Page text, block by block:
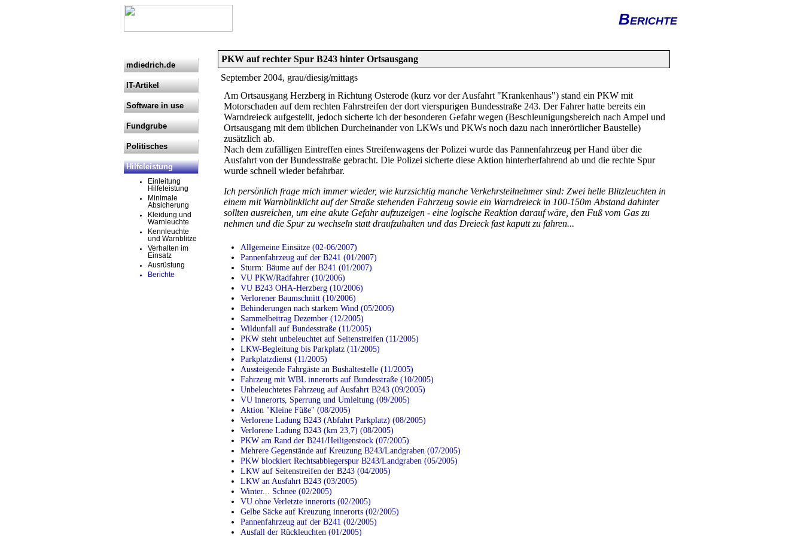
Berichte
mdiedrich.de
IT-Artikel
Software in use
Fundgrube
Politisches
Hilfeleistung
Einleitung
Hilfeleistung
Minimale
Absicherung
Kleidung und
Warnleuchte
Kennleuchte
und Warnblitze
Verhalten im
Einsatz
Ausrüstung
Berichte
PKW auf rechter Spur B243 hinter Ortsausgang
September 2004, grau/diesig/mittags
Am Ortsausgang Herzberg in Richtung Osterode (kurz vor der Ausfahrt "Krankenhaus") stand ein PKW mit
Motorschaden auf dem rechten Fahrstreifen der dort vierspurigen Bundesstraße 243. Der Fahrer hatte bereits ein
Warndreieck aufgestellt, jedoch sicherte ich der besonderen Gefahr wegen (Beschleunigungsbereich nach Ampel und
Ortsausgang mit dem üblichen Durcheinander von LKWs und PKWs noch dazu nach innerörtlicher Baustelle)
zusätzlich ab.
Nach dem zufälligen Eintreffen eines Streifenwagens der Polizei wurde das Pannenfahrzeug per Hand über die
Ausfahrt von der Bundesstraße gebracht. Die Polizei sicherte diese Aktion hinterherfahrend ab und die rechte Spur
wurde schnell wieder befahrbar.
Ich persönlich frage mich immer wieder, wie kurzsichtig manche Verkehrsteilnehmer sind: Zwei helle Blitzleuchten in
einem mit Warnblinklicht auf der Straße stehenden Fahrzeug sowie ein Warndreieck in 100-150m Abstand dahinter
sollten ausreichen, um eine akute Gefahr aufzuzeigen - eine logische Reaktion darauf wäre, den Fuß vom Gas zu
nehmen und die Spur zu wechseln statt draufzuhalten und das Dreieck fast kaputt zu fahren...
Allgemeine Einsätze (02-06/2007)
Pannenfahrzeug auf der B241 (01/2007)
Sturm: Bäume auf der B241 (01/2007)
VU PKW/Radfahrer (10/2006)
VU B243 OHA-Herzberg (10/2006)
Verlorener Baumschnitt (10/2006)
Behinderungen nach starkem Wind (05/2006)
Sammelbeitrag Dezember (12/2005)
Wildunfall auf Bundesstraße (11/2005)
PKW steht unbeleuchtet auf Seitenstreifen (11/2005)
LKW-Begleitung bis Parkplatz (11/2005)
Parkplatzdienst (11/2005)
Aussteigende Fahrgäste an Bushaltestelle (11/2005)
Fahrzeug mit WBL innerorts auf Bundesstraße (10/2005)
Unbeleuchtetes Fahrzeug auf Ausfahrt B243 (09/2005)
VU innerorts, Sperrung und Umleitung (09/2005)
Aktion "Kleine Füße" (08/2005)
Verlorene Ladung B243 (Abfahrt Parkplatz) (08/2005)
Verlorene Ladung B243 (km 23,7) (08/2005)
PKW am Rand der B241/Heiligenstock (07/2005)
Mehrere Gegenstände auf Kreuzung B243/Landgraben (07/2005)
PKW blockiert Rechtsabbiegerspur B243/Landgraben (05/2005)
LKW auf Seitenstreifen der B243 (04/2005)
LKW an Ausfahrt B243 (03/2005)
Winter... Schnee (02/2005)
VU ohne Verletzte innerorts (02/2005)
Gelbe Säcke auf Kreuzung innerorts (02/2005)
Pannenfahrzeug auf der B241 (02/2005)
Ausfall der Rückleuchten (01/2005)